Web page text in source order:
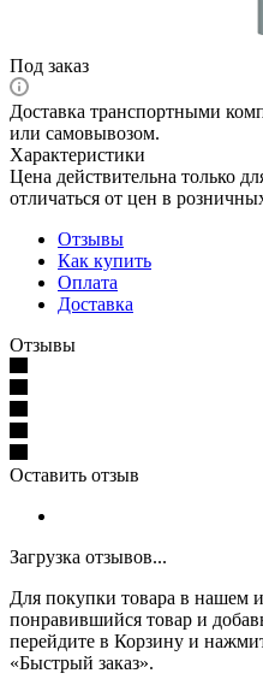
Под заказ
Доставка транспортными
или самовывозом.
Характеристики
Цена действительна только
отличаться от цен в
Отзывы
Как купить
Оплата
Доставка
Отзывы
Оставить отзыв
Загрузка отзывов...
Для покупки товара в нашем
понравившийся товар и
перейдите в Корзину и
«Быстрый заказ».